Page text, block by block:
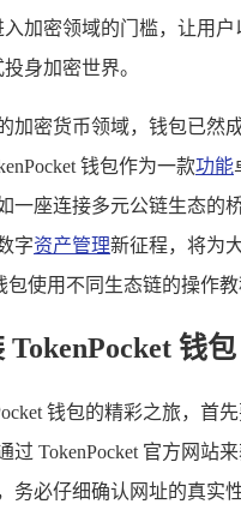
加密领域的门槛，让用户
身加密世界。
加密货币领域，钱包已然
钱包作为一款功能
一座连接多元公链生态的
字资产管理新征程，将为
包使用不同生态链的操作教
TokenPocket 钱包
钱包的精彩之旅，首
过 TokenPocket 官方网站
务必仔细确认网址的真实